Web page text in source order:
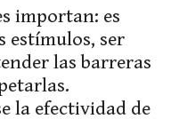
importan: es
estímulos, ser
las barreras
la efectividad de